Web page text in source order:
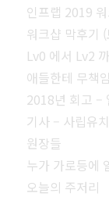
인프랩 2019
워크샵 막후기
Lv0 에서 Lv2
애들한테 무책
2018년 회고 –
기사 – 사립유
원장들
누가 가로등에
오늘의 주저리